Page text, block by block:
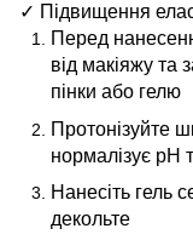
✓ Підвищення
Перед
від макіяжу та
пінки або гелю
Протонізуйте
нормалізує pH
Нанесіть гель
декольте